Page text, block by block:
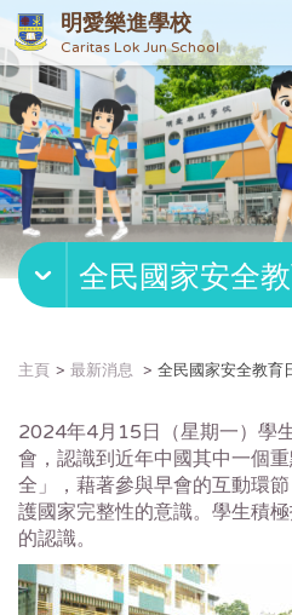
明愛樂進學校
Caritas Lok Jun School
全民國家安全
主頁 最新消息 全民國家安全教育
2024年4月15日（星期一）學
會，認識到近年中國其中一個
全」，藉著參與早會的互動環
護國家完整性的意識。學生積
的認識。